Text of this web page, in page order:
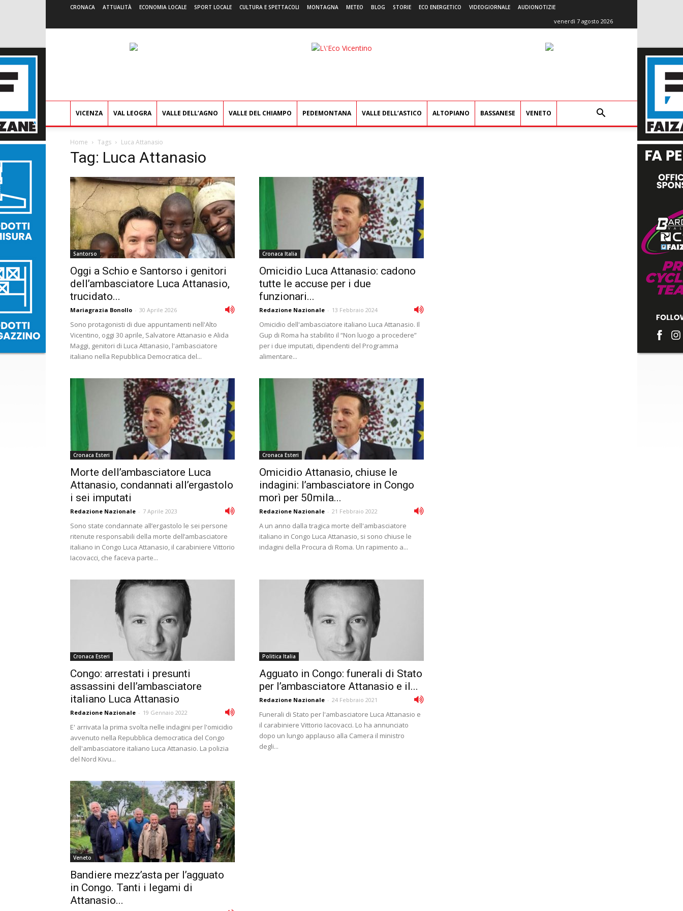
CRONACA ATTUALITÀ ECONOMIA LOCALE SPORT LOCALE CULTURA E SPETTACOLI MONTAGNA METEO BLOG STORIE ECO ENERGETICO VIDEOGIORNALE AUDIONOTIZIE
venerdì 7 agosto 2026
L'Eco
VICENZA VAL LEOGRA VALLE DELL’AGNO VALLE DEL CHIAMPO PEDEMONTANA VALLE DELL’ASTICO ALTOPIANO BASSANESE VENETO
Home Tags Luca Attanasio
Tag: Luca Attanasio
Santorso
Oggi a Schio e Santorso i genitori
dell’ambasciatore Luca Attanasio,
trucidato...
Mariagrazia Bonollo - 30 Aprile 2026
Sono protagonisti di due appuntamenti nell'Alto
Vicentino, oggi 30 aprile, Salvatore Attanasio e Alida
Maggi, genitori di Luca Attanasio, l'ambasciatore
italiano nella Repubblica Democratica del...
Cronaca Italia
Omicidio Luca Attanasio: cadono
tutte le accuse per i due
funzionari...
Redazione Nazionale - 13 Febbraio 2024
Omicidio dell'ambasciatore italiano Luca Attanasio. Il
Gup di Roma ha stabilito il “Non luogo a procedere”
per i due imputati, dipendenti del Programma
alimentare...
Cronaca Esteri
Morte dell’ambasciatore Luca
Attanasio, condannati all’ergastolo
i sei imputati
Redazione Nazionale - 7 Aprile 2023
Sono state condannate all’ergastolo le sei persone
ritenute responsabili della morte dell’ambasciatore
italiano in Congo Luca Attanasio, il carabiniere Vittorio
Iacovacci, che faceva parte...
Cronaca Esteri
Omicidio Attanasio, chiuse le
indagini: l’ambasciatore in Congo
morì per 50mila...
Redazione Nazionale - 21 Febbraio 2022
A un anno dalla tragica morte dell'ambasciatore
italiano in Congo Luca Attanasio, si sono chiuse le
indagini della Procura di Roma. Un rapimento a...
Cronaca Esteri
Congo: arrestati i presunti
assassini dell’ambasciatore
italiano Luca Attanasio
Redazione Nazionale - 19 Gennaio 2022
E' arrivata la prima svolta nelle indagini per l'omicidio
avvenuto nella Repubblica democratica del Congo
dell'ambasciatore italiano Luca Attanasio. La polizia
del Nord Kivu...
Politica Italia
Agguato in Congo: funerali di Stato
per l’ambasciatore Attanasio e il...
Redazione Nazionale - 24 Febbraio 2021
Funerali di Stato per l'ambasciatore Luca Attanasio e
il carabiniere Vittorio Iacovacci. Lo ha annunciato
dopo un lungo applauso alla Camera il ministro
degli...
Veneto
Bandiere mezz’asta per l’agguato
in Congo. Tanti i legami di
Attanasio...